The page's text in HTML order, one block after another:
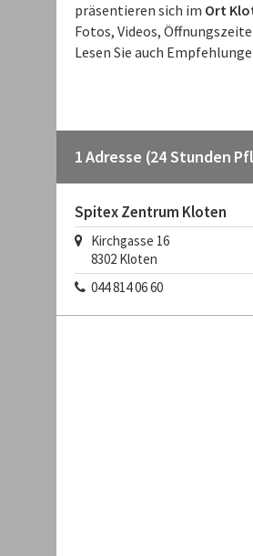
präsentieren sich im Ort
Fotos, Videos,
Lesen Sie auch
1 Adresse (24 Stunden
Spitex Zentrum Kloten
Kirchgasse 16
8302 Kloten
044 814 06 60